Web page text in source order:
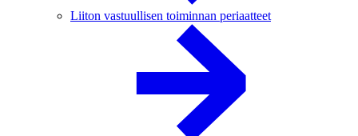
Liiton vastuullisen toiminnan periaatteet